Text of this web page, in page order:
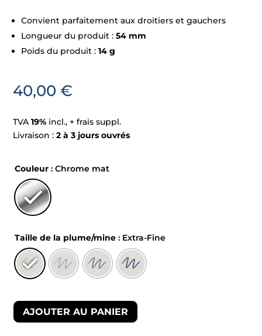
Convient parfaitement aux droitiers et gauchers
Longueur du produit :54 mm
Poids du produit :14 g
40,00€
TVA19% incl., + frais suppl.
Livraison :2 à 3 jours ouvrés
Couleur : Chrome mat
Taille de la plume/mine : Extra-Fine
AJOUTER AU PANIER